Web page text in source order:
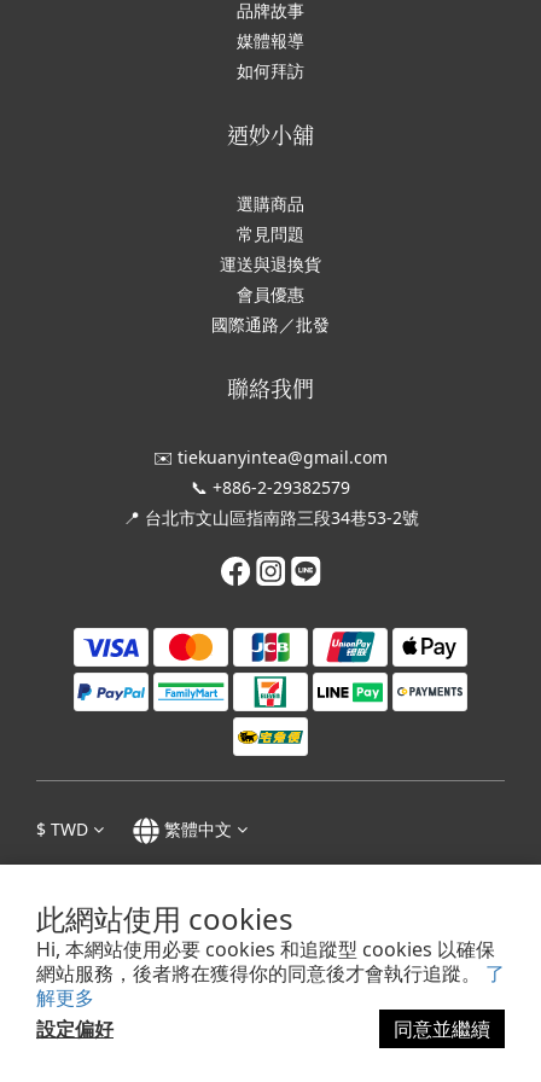
此網站使用 cookies
Hi, 本網站使用必要 cookies 和追蹤型 cookies 以確保
網站服務，後者將在獲得你的同意後才會執行追蹤。 了
解更多
設定偏好
同意並繼續
品牌故事
媒體報導
如何拜訪
迺妙小舖
選購商品
常見問題
運送與退換貨
會員優惠
國際通路／批發
聯絡我們
✉️ tiekuanyintea@gmail.com
📞 +886-2-29382579
📍 台北市文山區指南路三段34巷53-2號
$ TWD 繁體中文
隱私權政策|條款及細則| 1995 - 2023 © 張迺妙茶師紀念館 Tea Master Chang
Nai-Miao Memorial Hall
抬頭：迺妙小舖｜統一編號：48876281